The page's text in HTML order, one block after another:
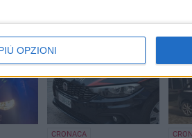
OPZIONI
CRONACA